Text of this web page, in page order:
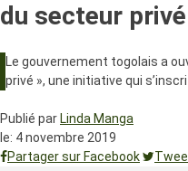
du secteur privé
Le gouvernement togolais a
privé », une initiative qui
Publié par Linda Manga
le: 4 novembre 2019
Partager sur Facebook